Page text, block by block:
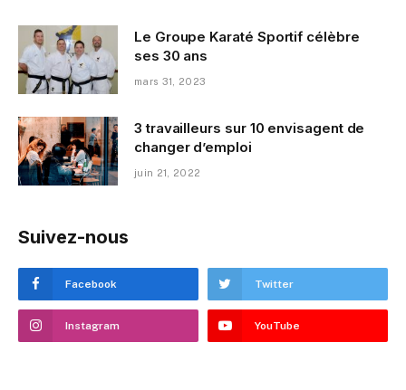
Le Groupe Karaté Sportif célèbre
ses 30 ans
mars 31, 2023
3 travailleurs sur 10 envisagent de
changer d’emploi
juin 21, 2022
Suivez-nous
Facebook Twitter
Instagram YouTube